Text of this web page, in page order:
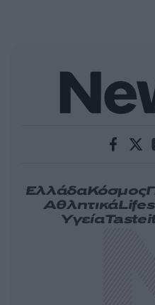
ΕλλάδαΚόσμος
Αθλητικά
Υγεία